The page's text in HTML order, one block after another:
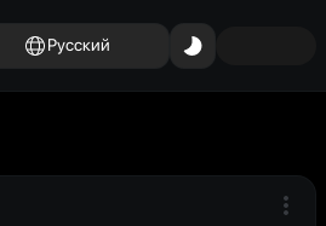
Русский